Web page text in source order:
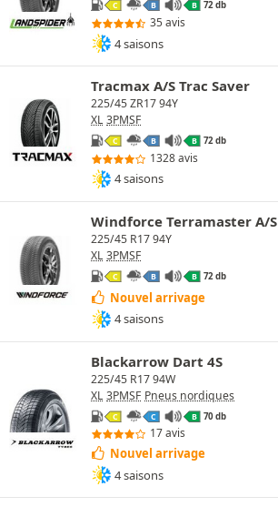
C B B 72 db
35 avis
4 saisons
Tracmax A/S Trac Saver
225/45 ZR17 94Y
XL 3PMSF
C B B 72 db
1328 avis
4 saisons
Windforce Terramaster A/S
225/45 R17 94Y
XL 3PMSF
C B B 72 db
Nouvel arrivage
4 saisons
Blackarrow Dart 4S
225/45 R17 94W
XL 3PMSF Pneus nordiques
C C B 70 db
17 avis
Nouvel arrivage
4 saisons